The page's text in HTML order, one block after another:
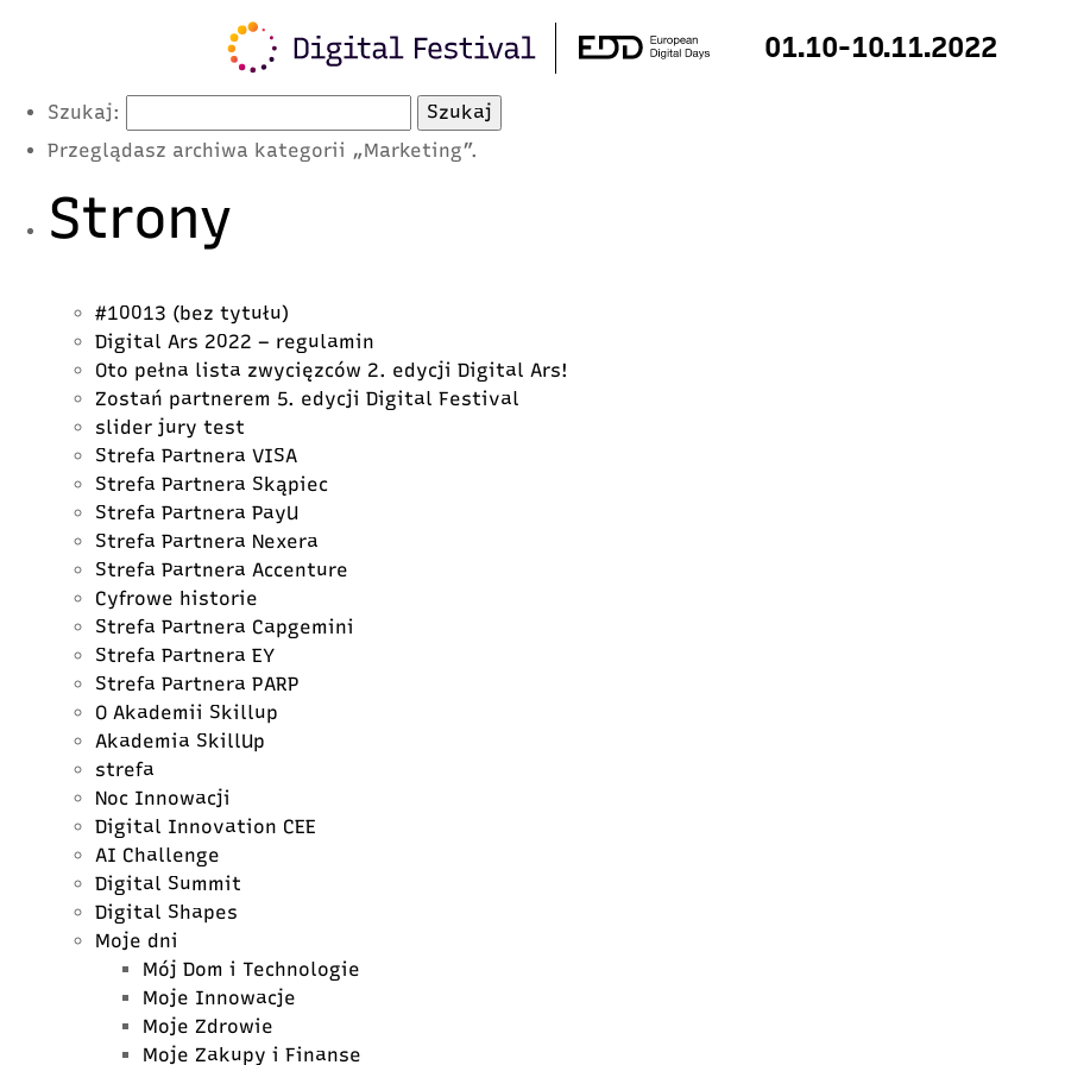
01.10-10.11.2022
Latest Posts
Szukaj:
Przeglądasz archiwa kategorii „Marketing”.
Strony
#10013 (bez tytułu)
Digital Ars 2022 – regulamin
Oto pełna lista zwycięzców 2. edycji Digital Ars!
Zostań partnerem 5. edycji Digital Festival
slider jury test
Strefa Partnera VISA
Strefa Partnera Skąpiec
Strefa Partnera PayU
Strefa Partnera Nexera
Strefa Partnera Accenture
Cyfrowe historie
Strefa Partnera Capgemini
Strefa Partnera EY
Strefa Partnera PARP
O Akademii Skillup
Akademia SkillUp
strefa
Noc Innowacji
Digital Innovation CEE
AI Challenge
Digital Summit
Digital Shapes
Moje dni
Mój Dom i Technologie
Moje Innowacje
Moje Zdrowie
Moje Zakupy i Finanse